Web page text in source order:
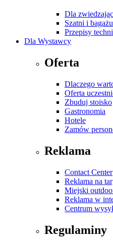
Dla
Szatni i bagażu
Przepisy
Dla Wystawcy
Oferta
Dlaczego
Oferta
Zbuduj stoisko
Gastronomia
Hotele
Zamów
Reklama
Contact Center
Reklama na
Miejski
Reklama w
Centrum
Regulaminy